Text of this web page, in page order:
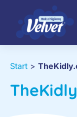
Start >